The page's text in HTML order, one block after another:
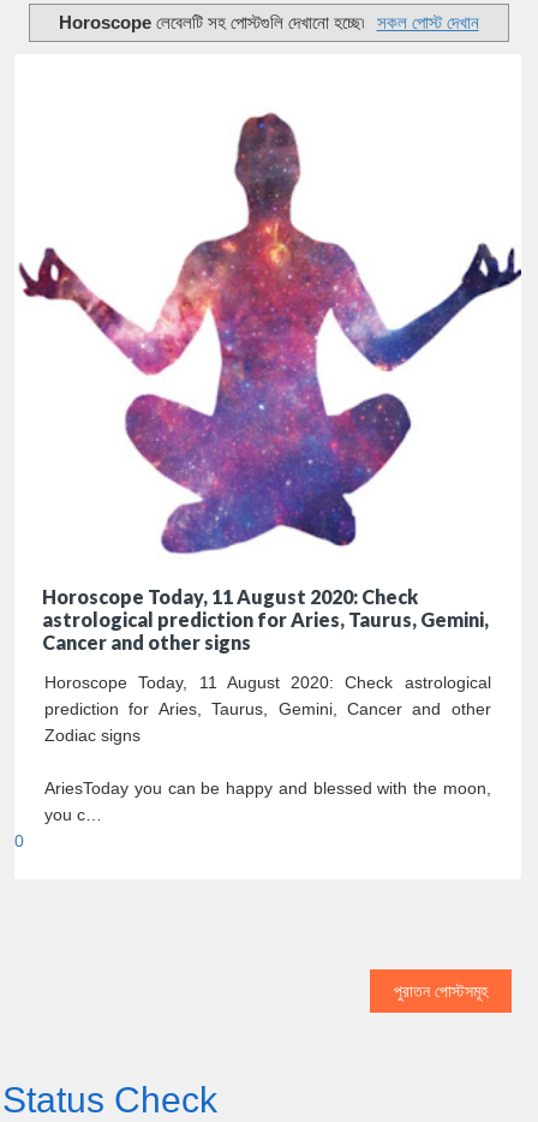
Horoscope লেবেলটি সহ পোস্টগুলি দেখানো হচ্ছে৷ সকল পোস্ট দেখান
Horoscope Today, 11 August 2020: Check
astrological prediction for Aries, Taurus, Gemini,
Cancer and other signs
Horoscope Today, 11 August 2020: Check astrological
prediction for Aries, Taurus, Gemini, Cancer and other
Zodiac signs
AriesToday you can be happy and blessed with the moon,
you c…
0
পুরাতন পোস্টসমূহ
Status Check